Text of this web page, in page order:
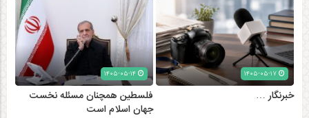
۱۴۰۵-۰۵-۱۷
خبرنگار …
فلسطین همچنان مسئله نخست
جهان اسلام است